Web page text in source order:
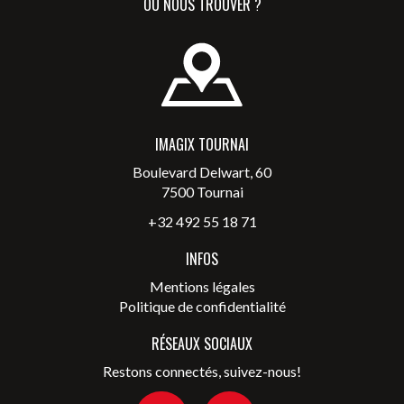
IMAGIX TOURNAI
Boulevard Delwart, 60
7500 Tournai
+32 492 55 18 71
INFOS
Mentions légales
Politique de confidentialité
RÉSEAUX SOCIAUX
Restons connectés, suivez-nous!